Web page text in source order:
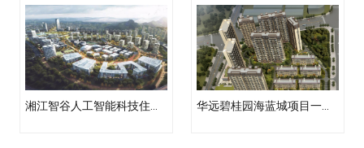
华远碧桂园海蓝城项目一期正式供水工程